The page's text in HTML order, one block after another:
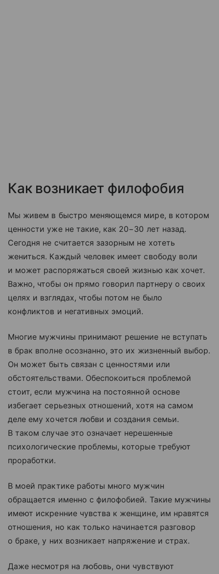
Как возникает филофобия
Мы живем в быстро меняющемся мире, в котором
ценности уже не такие, как 20−30 лет назад.
Сегодня не считается зазорным не хотеть
жениться. Каждый человек имеет свободу воли
и может распоряжаться своей жизнью как хочет.
Важно, чтобы он прямо говорил партнеру о своих
целях и взглядах, чтобы потом не было
конфликтов и негативных эмоций.
Многие мужчины принимают решение не вступать
в брак вполне осознанно, это их жизненный выбор.
Он может быть связан с ценностями или
обстоятельствами. Обеспокоиться проблемой
стоит, если мужчина на постоянной основе
избегает серьезных отношений, хотя на самом
деле ему хочется любви и создания семьи.
В таком случае это означает нерешенные
психологические проблемы, которые требуют
проработки.
В моей практике работы много мужчин
обращается именно с филофобией. Такие мужчины
имеют искренние чувства к женщине, им нравятся
отношения, но как только начинается разговор
о браке, у них возникает напряжение и страх.
Даже несмотря на любовь, они чувствуют